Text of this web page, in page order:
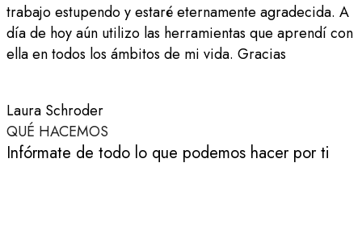
trabajo estupendo y estaré eternamente agradecida. A
día de hoy aún utilizo las herramientas que aprendí con
ella en todos los ámbitos de mi vida. Gracias
Laura Schroder
QUÉ HACEMOS
Infórmate de todo lo que podemos hacer por ti